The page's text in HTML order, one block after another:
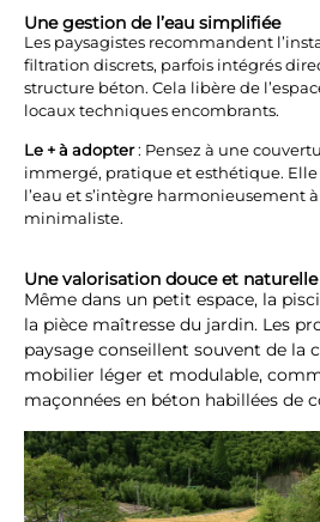
Une gestion de l’eau simplifiée
Les paysagistes recommandent
filtration discrets, parfois intégrés
structure béton. Cela libère de
locaux techniques encombrants.
Le + à adopter: Pensez à une
immergé, pratique et esthétique.
l’eau et s’intègre harmonieusement
minimaliste.
Une valorisation douce et
Même dans un petit espace, la
la pièce maîtresse du jardin. Les
paysage conseillent souvent de la
mobilier léger et modulable,
maçonnées en béton habillées de